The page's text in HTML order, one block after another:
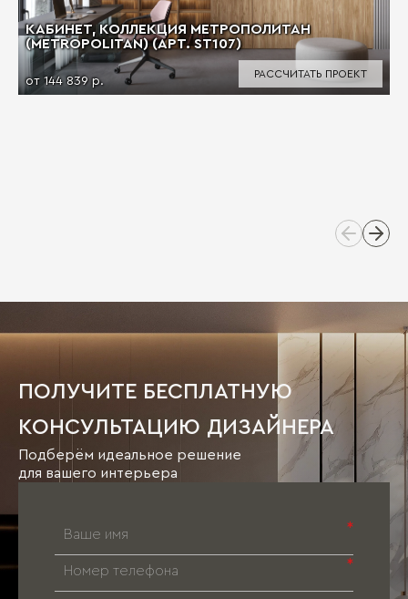
КАБИНЕТ, КОЛЛЕКЦИЯ МЕТРОПОЛИТАН
(METROPOLITAN) (АРТ. ST107)
от 144 839 р.
РАССЧИТАТЬ ПРОЕКТ
ПОЛУЧИТЕ БЕСПЛАТНУЮ
КОНСУЛЬТАЦИЮ ДИЗАЙНЕРА
Подберём идеальное решение
для вашего интерьера
*
*